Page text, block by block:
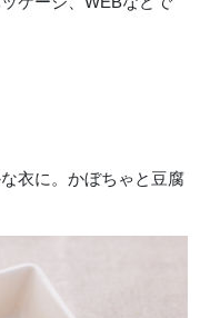
衣に。かぼちゃと豆腐